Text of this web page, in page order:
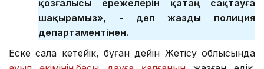
қозғалысы ережелерін қатаң сақтауға
шақырамыз», - деп жазды полиция
департаментінен.
Еске сала кетейік, бұған дейін Жетісу облысында